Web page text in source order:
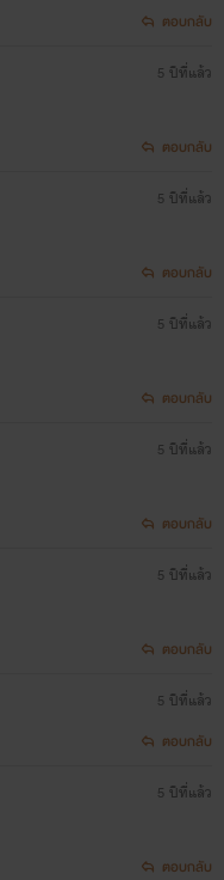
ตอบกลับ
5 ปีที่แล้ว
ตอบกลับ
5 ปีที่แล้ว
ตอบกลับ
5 ปีที่แล้ว
ตอบกลับ
5 ปีที่แล้ว
ตอบกลับ
5 ปีที่แล้ว
ตอบกลับ
5 ปีที่แล้ว
ตอบกลับ
5 ปีที่แล้ว
ตอบกลับ